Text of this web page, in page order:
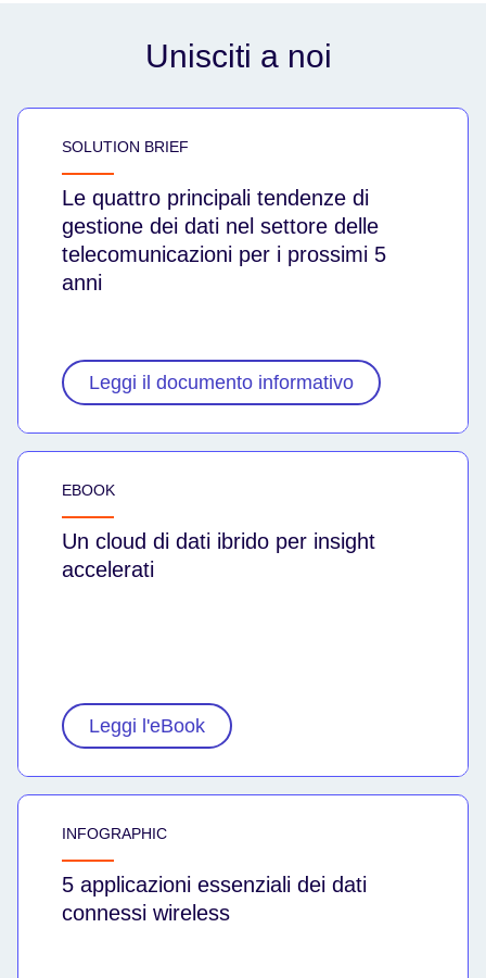
Unisciti a noi
SOLUTION BRIEF
Le quattro principali tendenze di
gestione dei dati nel settore delle
telecomunicazioni per i prossimi 5
anni
Leggi il documento informativo
EBOOK
Un cloud di dati ibrido per insight
accelerati
Leggi l'eBook
INFOGRAPHIC
5 applicazioni essenziali dei dati
connessi wireless